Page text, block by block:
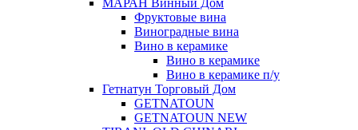
МАРАН Винный Дом
Фруктовые вина
Виноградные вина
Вино в керамике
Вино в керамике
Вино в керамике п/у
Гетнатун Торговый Дом
GETNATOUN
GETNATOUN NEW